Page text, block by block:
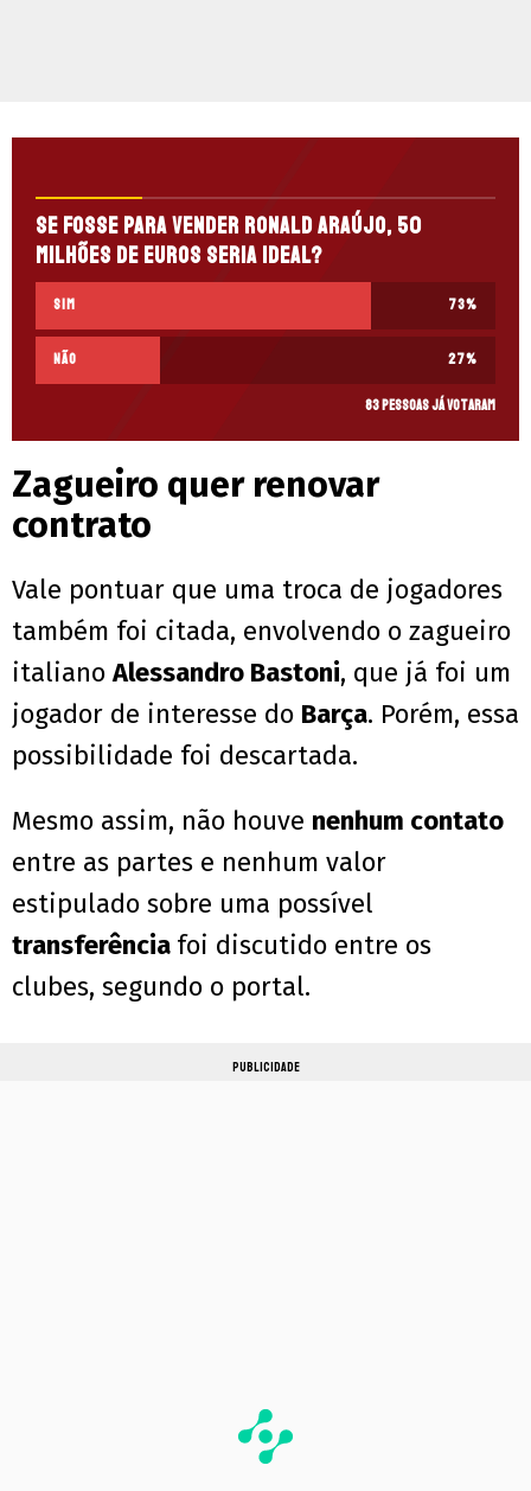
Se fosse para vender Ronald Araújo, 50
milhões de euros seria ideal?
Sim 73%
Não 27%
83 pessoas já votaram
Zagueiro quer renovar
contrato
Vale pontuar que uma troca de jogadores
também foi citada, envolvendo o zagueiro
italianoAlessandro Bastoni, que já foi um
jogador de interesse do Barça. Porém, essa
possibilidade foi descartada.
Mesmo assim, não houve nenhum contato
entre as partes e nenhum valor
estipulado sobre uma possível
transferência foi discutido entre os
clubes, segundo o portal.
PUBLICIDADE